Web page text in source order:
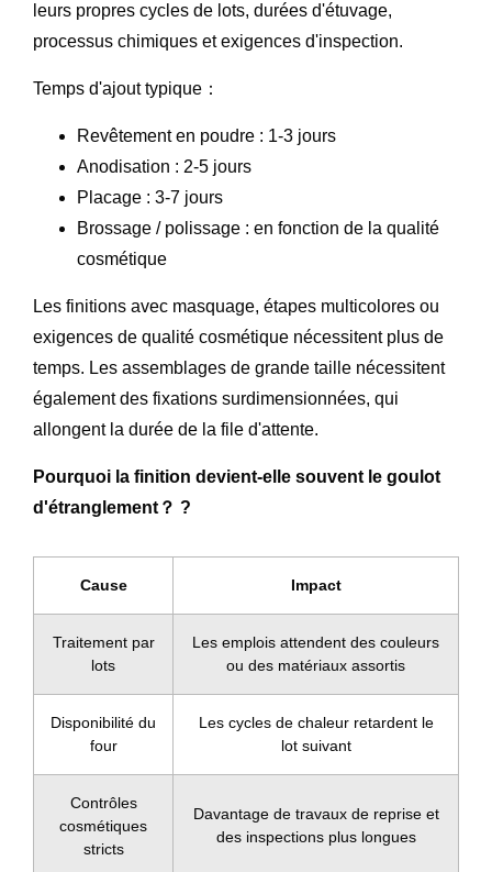
leurs propres cycles de lots, durées d'étuvage,
processus chimiques et exigences d'inspection.
Temps d'ajout typique：
Revêtement en poudre : 1-3 jours
Anodisation : 2-5 jours
Placage : 3-7 jours
Brossage / polissage : en fonction de la qualité
cosmétique
Les finitions avec masquage, étapes multicolores ou
exigences de qualité cosmétique nécessitent plus de
temps. Les assemblages de grande taille nécessitent
également des fixations surdimensionnées, qui
allongent la durée de la file d'attente.
Pourquoi la finition devient-elle souvent le goulot
d'étranglement？ ?
Cause Impact
Traitement par
lots
Les emplois attendent des couleurs
ou des matériaux assortis
Disponibilité du
four
Les cycles de chaleur retardent le
lot suivant
Contrôles
cosmétiques
stricts
Davantage de travaux de reprise et
des inspections plus longues